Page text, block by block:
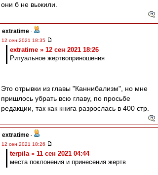
они б не выжили.
extratime -
12 сен 2021 18:35
extratime » 12 сен 2021 18:26
Ритуальное жертвоприношения
Это отрывки из главы "Каннибализм", но мне
пришлось убрать всю главу, по просьбе
редакции, так как книга разрослась в 400 стр.
extratime -
12 сен 2021 18:26
terpila » 11 сен 2021 04:44
места поклонения и принесения жертв